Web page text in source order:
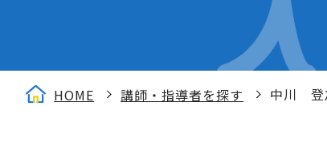
HOME 講師・指導者を探す 中川 登